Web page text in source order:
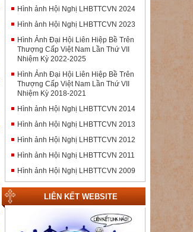
Hình ảnh Hội Nghị LHBTTCVN 2024
Hình ảnh Hội Nghị LHBTTCVN 2023
Hình Ảnh Đại Hội Liên Hiệp Bề Trên
Thượng Cấp Việt Nam Lần Thứ VII
Nhiệm Kỳ 2022-2025
Hình Ảnh Đại Hội Liên Hiệp Bề Trên
Thượng Cấp Việt Nam Lần Thứ VII
Nhiệm Kỳ 2018-2021
Hình ảnh Hội Nghị LHBTTCVN 2014
Hình ảnh Hội Nghị LHBTTCVN 2013
Hình ảnh Hội Nghị LHBTTCVN 2012
Hình ảnh Hội Nghị LHBTTCVN 2011
Hình ảnh Hội Nghị LHBTTCVN 2009
LIÊN KẾT WEBSITE